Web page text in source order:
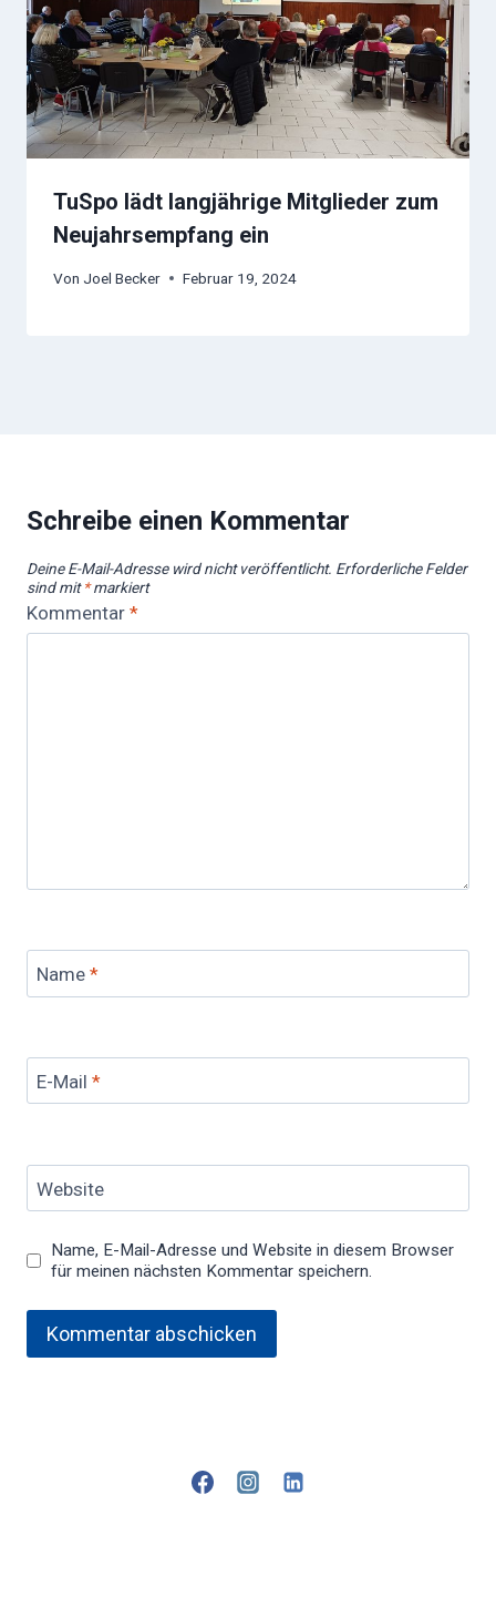
TuSpo lädt langjährige Mitglieder zum
Neujahrsempfang ein
Von Joel Becker Februar 19, 2024
Schreibe einen Kommentar
Deine E-Mail-Adresse wird nicht veröffentlicht. Erforderliche Felder
sind mit*markiert
Kommentar *
Name *
E-Mail *
Website
Name, E-Mail-Adresse und Website in diesem Browser
für meinen nächsten Kommentar speichern.